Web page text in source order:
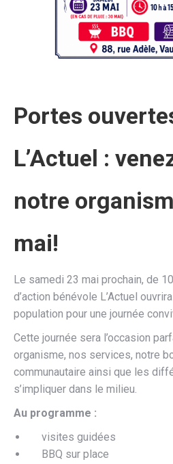
Portes
L’Actuel :
notre
mai!
Le samedi 23 mai prochain, de
d’action bénévole L’Actuel
population pour une journée
Cette journée sera l’occasion
organisme, nos services, notre
communautaire ainsi que les
s’impliquer dans le milieu.
Au programme :
visites guidées
BBQ sur place